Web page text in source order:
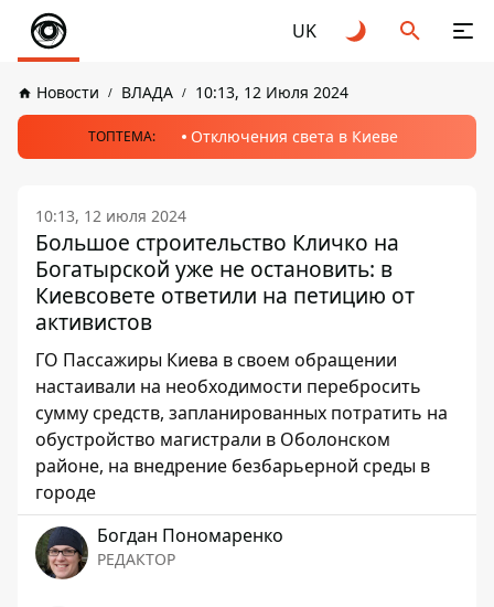
UK
Новости ВЛАДА 10:13, 12 Июля 2024
ТОПТЕМА: Отключения света в Киеве
10:13, 12 июля 2024
Большое строительство Кличко на
Богатырской уже не остановить: в
Киевсовете ответили на петицию от
активистов
ГО Пассажиры Киева в своем обращении
настаивали на необходимости перебросить
сумму средств, запланированных потратить на
обустройство магистрали в Оболонском
районе, на внедрение безбарьерной среды в
городе
Богдан Пономаренко
РЕДАКТОР